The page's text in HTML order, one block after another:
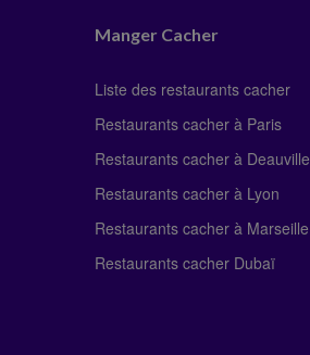
Manger Cacher
Liste des restaurants cacher
Restaurants cacher à Paris
Restaurants cacher à Deauville
Restaurants cacher à Lyon
Restaurants cacher à Marseille
Restaurants cacher Dubaï